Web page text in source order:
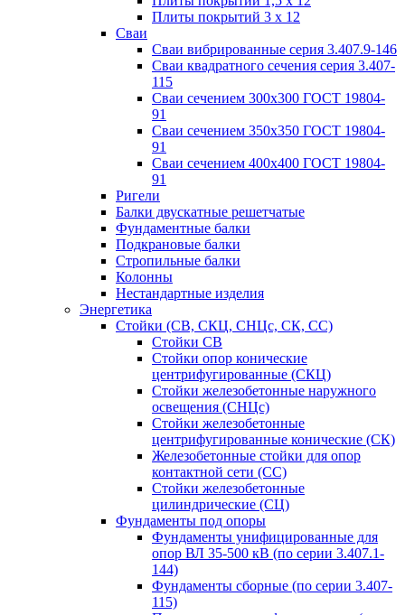
Плиты покрытий 3 x 12
Сваи
Сваи вибрированные серия 3.407.9-146
Сваи квадратного сечения серия 3.407-
115
Сваи сечением 300х300 ГОСТ 19804-
91
Сваи сечением 350х350 ГОСТ 19804-
91
Сваи сечением 400х400 ГОСТ 19804-
91
Ригели
Балки двускатные решетчатые
Фундаментные балки
Подкрановые балки
Стропильные балки
Колонны
Нестандартные изделия
Энергетика
Стойки (СВ, СКЦ, СНЦс, СК, СС)
Стойки СВ
Стойки опор конические
центрифугированные (СКЦ)
Стойки железобетонные наружного
освещения (СНЦс)
Стойки железобетонные
центрифугированные конические (СК)
Железобетонные стойки для опор
контактной сети (СС)
Стойки железобетонные
цилиндрические (СЦ)
Фундаменты под опоры
Фундаменты унифицированные для
опор ВЛ 35-500 кВ (по серии 3.407.1-
144)
Фундаменты сборные (по серии 3.407-
115)